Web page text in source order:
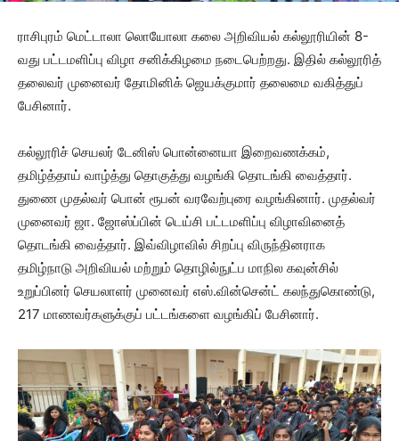
ராசிபுரம் மெட்டாலா லொயோலா கலை அறிவியல் கல்லூரியின் 8-
வது பட்டமளிப்பு விழா சனிக்கிழமை நடைபெற்றது. இதில் கல்லூரித்
தலைவர் முனைவர் தோமினிக் ஜெயக்குமார் தலைமை வகித்துப்
பேசினார்.
கல்லூரிச் செயலர் டேனிஸ் பொன்னையா இறைவணக்கம்,
தமிழ்த்தாய் வாழ்த்து தொகுத்து வழங்கி தொடங்கி வைத்தார்.
துணை முதல்வர் பொன் ரூபன் வரவேற்புரை வழங்கினார். முதல்வர்
முனைவர் ஜா. ஜோஸ்ப்பின் டெய்சி பட்டமளிப்பு விழாவினைத்
தொடங்கி வைத்தார். இவ்விழாவில் சிறப்பு விருந்தினராக
தமிழ்நாடு அறிவியல் மற்றும் தொழில்நுட்ப மாநில கவுன்சில்
உறுப்பினர் செயலாளர் முனைவர் எஸ்.வின்சென்ட் கலந்துகொண்டு,
217 மாணவர்களுக்குப் பட்டங்களை வழங்கிப் பேசினார்.